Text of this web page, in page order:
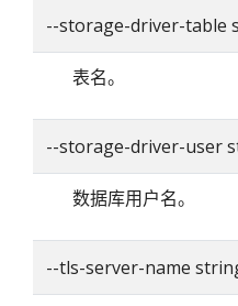
--storage-driver-
表名。
--storage-driver-user
数据库用户名。
--tls-server-name